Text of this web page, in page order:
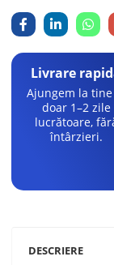
Livrare
Ajungem la
doar 1–2 zile
lucrătoare,
întârzieri.
DESCRIERE